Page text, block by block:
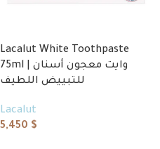
Lacalut White Toothpaste
75ml | وايت معجون أسنان
للتبييض اللطيف
Lacalut
5,450 $